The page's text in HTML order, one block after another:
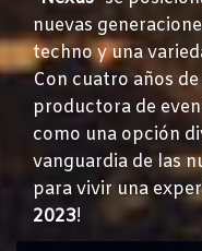
nuevas
techno y una
Con cuatro años
productora de
como una opción
vanguardia de las
para vivir una
2023!